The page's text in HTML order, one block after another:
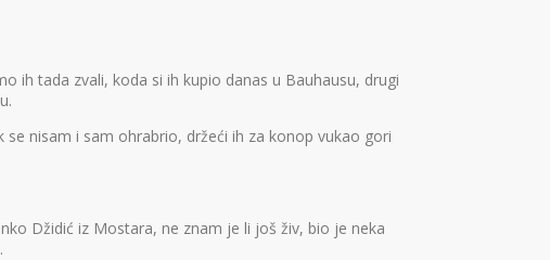
ih tada zvali, koda si ih kupio danas u Bauhausu, drugi
nisam i sam ohrabrio, držeći ih za konop vukao gori
Džidić iz Mostara, ne znam je li još živ, bio je neka